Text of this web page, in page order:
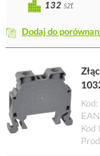
Dodaj do
132 szt
Kod
EAN
Kod